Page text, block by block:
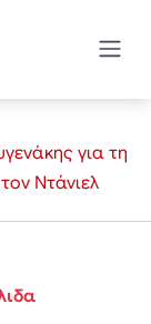
για τη
Ντάνιελ